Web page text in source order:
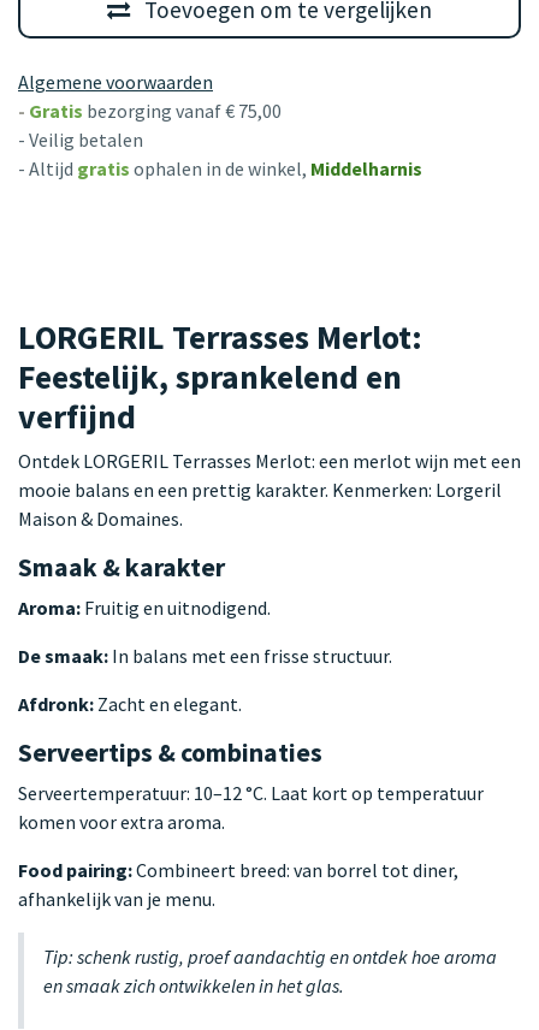
Toevoegen om te vergelijken
Algemene voorwaarden
- Gratis bezorging vanaf € 75,00
- Veilig betalen
- Altijd gratis ophalen in de winkel, Middelharnis
LORGERIL Terrasses Merlot:
Feestelijk, sprankelend en
verfijnd
Ontdek LORGERIL Terrasses Merlot: een merlot wijn met een
mooie balans en een prettig karakter. Kenmerken: Lorgeril
Maison & Domaines.
Smaak & karakter
Aroma: Fruitig en uitnodigend.
De smaak: In balans met een frisse structuur.
Afdronk: Zacht en elegant.
Serveertips & combinaties
Serveertemperatuur: 10–12 °C. Laat kort op temperatuur
komen voor extra aroma.
Food pairing:Combineert breed: van borrel tot diner,
afhankelijk van je menu.
Tip: schenk rustig, proef aandachtig en ontdek hoe aroma
en smaak zich ontwikkelen in het glas.